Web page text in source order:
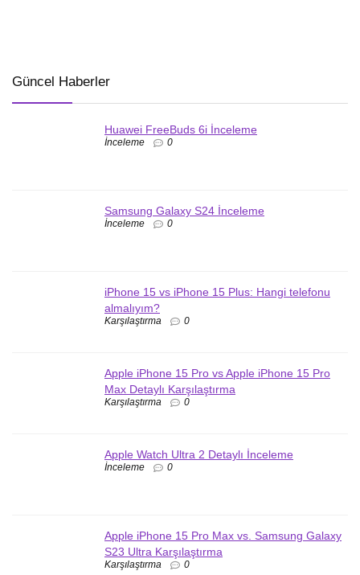
Güncel Haberler
Huawei FreeBuds 6i İnceleme
İnceleme 0
Samsung Galaxy S24 İnceleme
İnceleme 0
iPhone 15 vs iPhone 15 Plus: Hangi telefonu
almalıyım?
Karşılaştırma 0
Apple iPhone 15 Pro vs Apple iPhone 15 Pro
Max Detaylı Karşılaştırma
Karşılaştırma 0
Apple Watch Ultra 2 Detaylı İnceleme
İnceleme 0
Apple iPhone 15 Pro Max vs. Samsung Galaxy
S23 Ultra Karşılaştırma
Karşılaştırma 0